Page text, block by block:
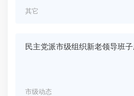
其它
民主党派市级组织新老领导班
市级动态